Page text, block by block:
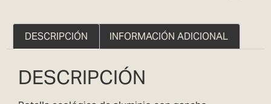
DESCRIPCIÓN INFORMACIÓN ADICIONAL
DESCRIPCIÓN